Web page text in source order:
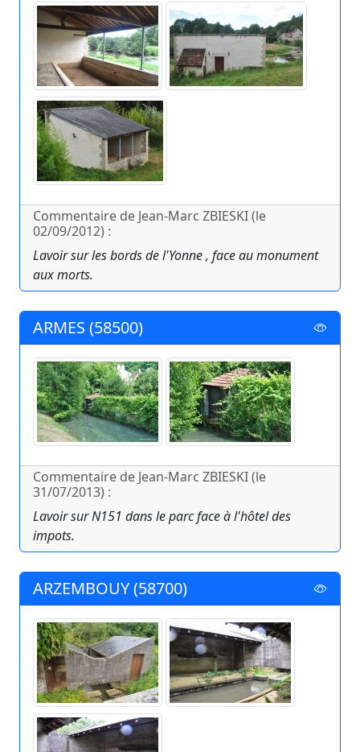
Commentaire de Jean-Marc ZBIESKI (le
02/09/2012) :
Lavoir sur les bords de l'Yonne , face au monument
aux morts.
ARMES (58500)
Commentaire de Jean-Marc ZBIESKI (le
31/07/2013) :
Lavoir sur N151 dans le parc face à l'hôtel des
impots.
ARZEMBOUY (58700)